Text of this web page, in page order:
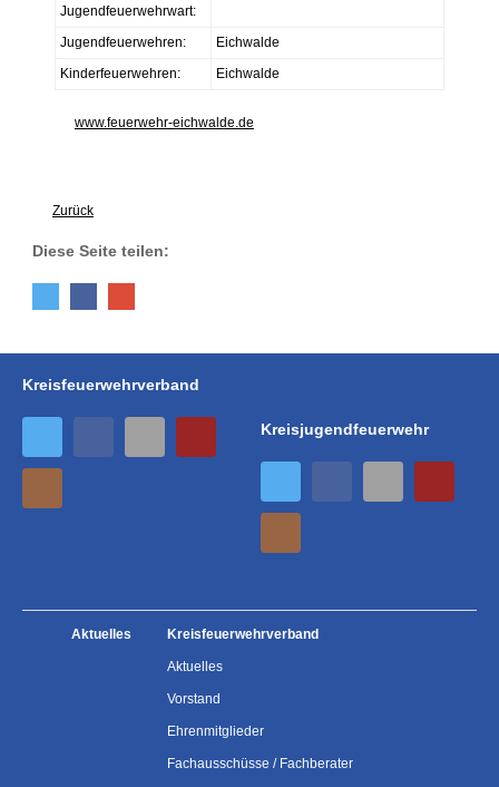
Jugendfeuerwehrwart:
Jugendfeuerwehren:
Eichwalde
Kinderfeuerwehren:
Eichwalde
www.feuerwehr-eichwalde.de
Zurück
Diese Seite teilen:
Kreisfeuerwehrverband
Kreisjugendfeuerwehr
Aktuelles Kreisfeuerwehrverband
Aktuelles
Vorstand
Ehrenmitglieder
Fachausschüsse / Fachberater